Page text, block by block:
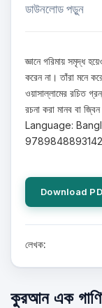
ডাউনলোড পড়ুন
জ্ঞানে গরিমায় সমৃদ্ধ
করেন না। তাঁরা মনে
ওয়াসাল্লামের রচিত
রচনা করা মানব বা
Language:
Download
লেখক:
কুরআন এক